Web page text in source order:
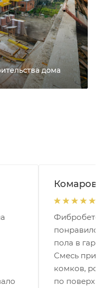
дома
пола в
Смесь
комков,
по